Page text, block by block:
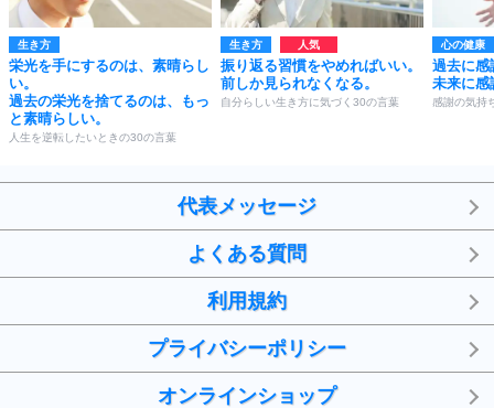
生き方
栄光を手にするのは、素晴らし
い。
過去の栄光を捨てるのは、もっ
と素晴らしい。
人生を逆転したいときの30の言葉
生き方
振り返る習慣をやめればいい。
前しか見られなくなる。
自分らしい生き方に気づく30の言葉
心の健康
過去に感
未来に感
感謝の気持
代表メッセージ
よくある質問
利用規約
プライバシーポリシー
オンラインショップ